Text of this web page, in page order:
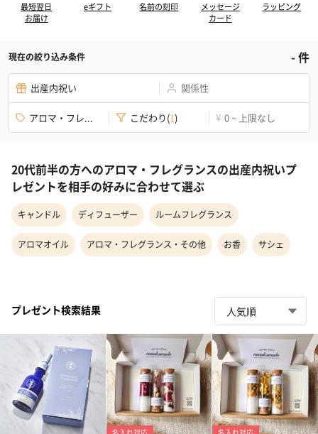
最短翌日
お届け
eギフト 名前の刻印
メッセージ
カード
ラッピング
現在の絞り込み条件 -件
出産内祝い 関係性
アロマ・フレ... こだわり(1) ¥ 0 ~ 上限なし
20代前半の方へのアロマ・フレグランスの出産内祝いプ
レゼントを相手の好みに合わせて選ぶ
キャンドル ディフューザー ルームフレグランス
アロマオイル アロマ・フレグランス・その他 お香 サシェ
プレゼント検索結果